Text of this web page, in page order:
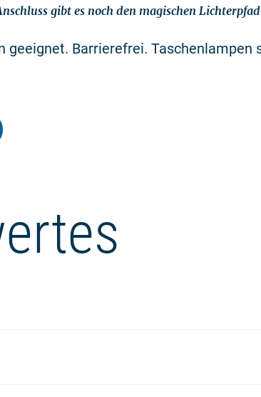
gibt es noch den magischen
geeignet. Barrierefrei. Taschenlampen